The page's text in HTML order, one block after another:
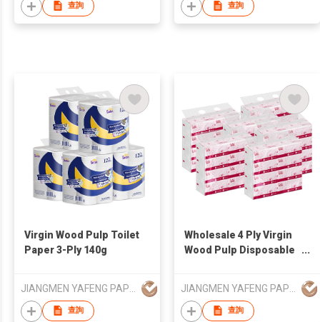
查詢 查詢
Virgin Wood Pulp Toilet
Paper 3-Ply 140g
查詢
Wholesale 4 Ply Virgin
Wood Pulp Disposable
查詢